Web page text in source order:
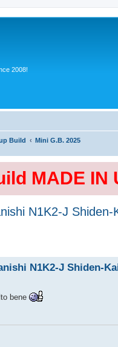
2008!
Build Mini G.B. 2025
MADE IN
N1K2-J
N1K2-J Shiden-
bene